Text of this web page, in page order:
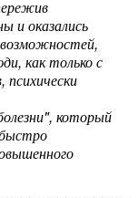
и оказались
как только с
психически
который